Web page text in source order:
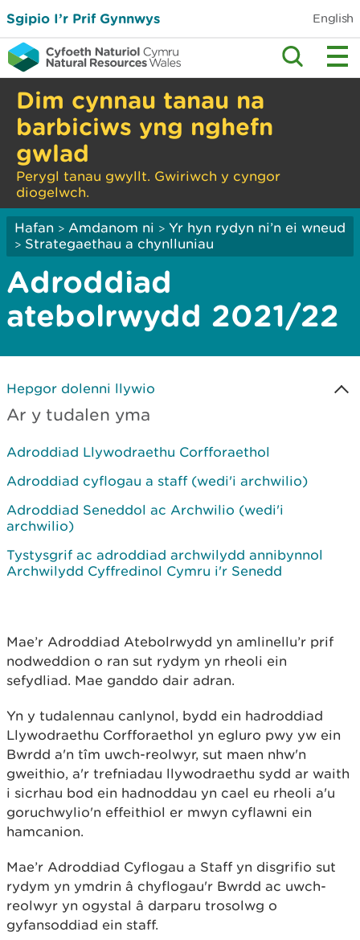
Sgipio I’r Prif Gynnwys English
Dim cynnau tanau na
barbiciws yng nghefn
gwlad
Perygl tanau gwyllt. Gwiriwch y cyngor
diogelwch.
Hafan > Amdanom ni > Yr hyn rydyn ni’n ei wneud
> Strategaethau a chynlluniau
Adroddiad
atebolrwydd 2021/22
Hepgor dolenni llywio
Ar y tudalen yma
Adroddiad Llywodraethu Corfforaethol
Adroddiad cyflogau a staff (wedi'i archwilio)
Adroddiad Seneddol ac Archwilio (wedi'i
archwilio)
Tystysgrif ac adroddiad archwilydd annibynnol
Archwilydd Cyffredinol Cymru i'r Senedd
Mae’r Adroddiad Atebolrwydd yn amlinellu’r prif
nodweddion o ran sut rydym yn rheoli ein
sefydliad. Mae ganddo dair adran.
Yn y tudalennau canlynol, bydd ein hadroddiad
Llywodraethu Corfforaethol yn egluro pwy yw ein
Bwrdd a'n tîm uwch-reolwyr, sut maen nhw'n
gweithio, a'r trefniadau llywodraethu sydd ar waith
i sicrhau bod ein hadnoddau yn cael eu rheoli a'u
goruchwylio'n effeithiol er mwyn cyflawni ein
hamcanion.
Mae’r Adroddiad Cyflogau a Staff yn disgrifio sut
rydym yn ymdrin â chyflogau'r Bwrdd ac uwch-
reolwyr yn ogystal â darparu trosolwg o
gyfansoddiad ein staff.